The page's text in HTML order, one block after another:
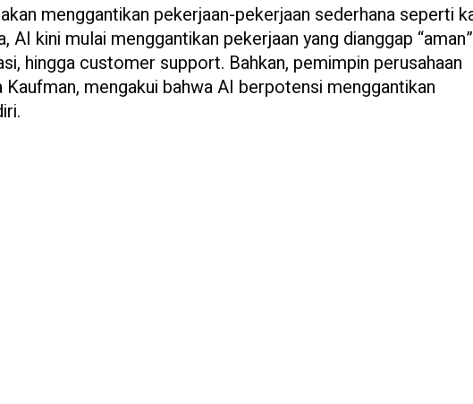
menggantikan pekerjaan-pekerjaan sederhana seperti
kini mulai menggantikan pekerjaan yang dianggap “aman”
hingga customer support. Bahkan, pemimpin perusahaan
mengakui bahwa AI berpotensi menggantikan